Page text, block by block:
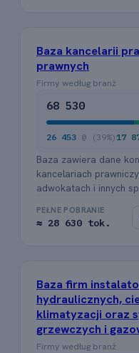
Baza kancelarii
prawnych
Firmy według branż
68 530
26 453 @ (39%)17
Baza zawiera dane
kancelariach
adwokatach i innych
PEŁNE POBRANIE
≈ 28 630 tok.
Baza firm
hydraulicznych,
klimatyzacji oraz
grzewczych i
Firmy według branż